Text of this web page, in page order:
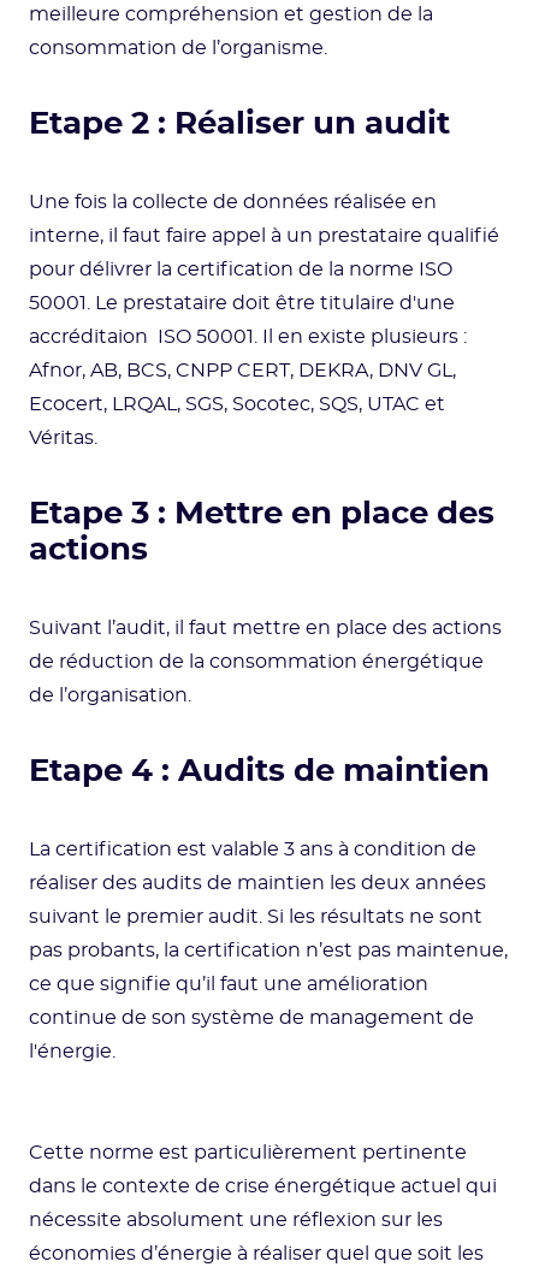
meilleure compréhension et gestion de la
consommation de l’organisme.
Etape 2 : Réaliser un audit
Une fois la collecte de données réalisée en
interne, il faut faire appel à un prestataire qualifié
pour délivrer la certification de la norme ISO
50001. Le prestataire doit être titulaire d'une
accréditaion ISO 50001. Il en existe plusieurs :
Afnor, AB, BCS, CNPP CERT, DEKRA, DNV GL,
Ecocert, LRQAL, SGS, Socotec, SQS, UTAC et
Véritas.
Etape 3 : Mettre en place des
actions
Suivant l’audit, il faut mettre en place des actions
de réduction de la consommation énergétique
de l’organisation.
Etape 4 : Audits de maintien
La certification est valable 3 ans à condition de
réaliser des audits de maintien les deux années
suivant le premier audit. Si les résultats ne sont
pas probants, la certification n’est pas maintenue,
ce que signifie qu’il faut une amélioration
continue de son système de management de
l'énergie.
Cette norme est particulièrement pertinente
dans le contexte de crise énergétique actuel qui
nécessite absolument une réflexion sur les
économies d’énergie à réaliser quel que soit les